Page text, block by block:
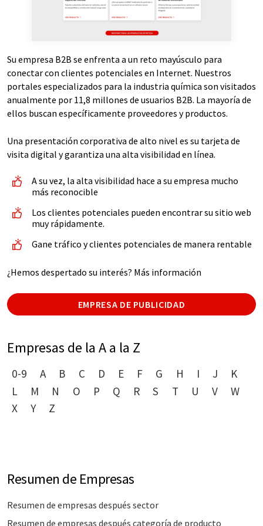
Su empresa B2B se enfrenta a un reto mayúsculo para
conectar con clientes potenciales en Internet. Nuestros
portales especializados para la industria química son visitados
anualmente por 11,8 millones de usuarios B2B. La mayoría de
ellos buscan específicamente proveedores y productos.
Una presentación corporativa de alto nivel es su tarjeta de
visita digital y garantiza una alta visibilidad en línea.
A su vez, la alta visibilidad hace a su empresa mucho
más reconocible
Los clientes potenciales pueden encontrar su sitio web
muy rápidamente.
Gane tráfico y clientes potenciales de manera rentable
¿Hemos despertado su interés? Más información
EMPRESA DE PUBLICIDAD
Empresas de la A a la Z
0-9 A B C D E F G H I J
K
L
M N O P Q R S T U V
W
X
Y Z
Resumen de Empresas
Resumen de empresas después sector
Resumen de empresas después categoría de producto